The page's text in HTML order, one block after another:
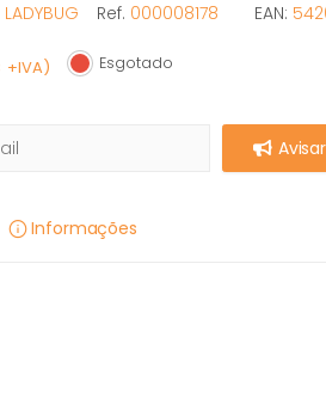
Ref. 000008178 EAN:
+IVA) Esgotado
Esgotado
Informações